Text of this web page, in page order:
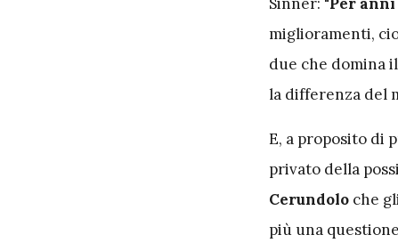
miglioramenti,
due che domina
la differenza del
E, a proposito di
privato della
Cerundolo che
più una